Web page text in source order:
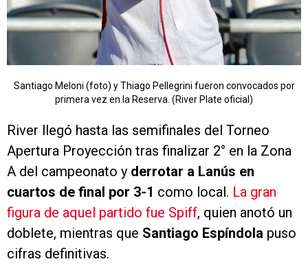
Santiago Meloni (foto) y Thiago Pellegrini fueron convocados por
primera vez en la Reserva. (River Plate oficial)
River llegó hasta las semifinales del Torneo
Apertura Proyección tras finalizar 2° en la Zona
A del campeonato y derrotar a Lanús en
cuartos de final por 3-1 como local. La gran
figura de aquel partido fue Spiff, quien anotó un
doblete, mientras que Santiago Espíndola puso
cifras definitivas.